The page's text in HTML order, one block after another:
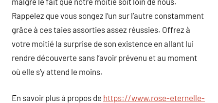
Rappelez que vous songez l’un sur l’autre constamment
grâce à ces taies assorties assez réussies. Offrez à
votre moitié la surprise de son existence en allant lui
rendre découverte sans l’avoir prévenu et au moment
où elle s’y attend le moins.
En savoir plus à propos de https://www.rose-eternelle-